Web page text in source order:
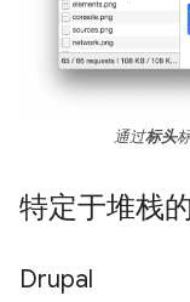
通过标头
特定于堆栈
Drupal